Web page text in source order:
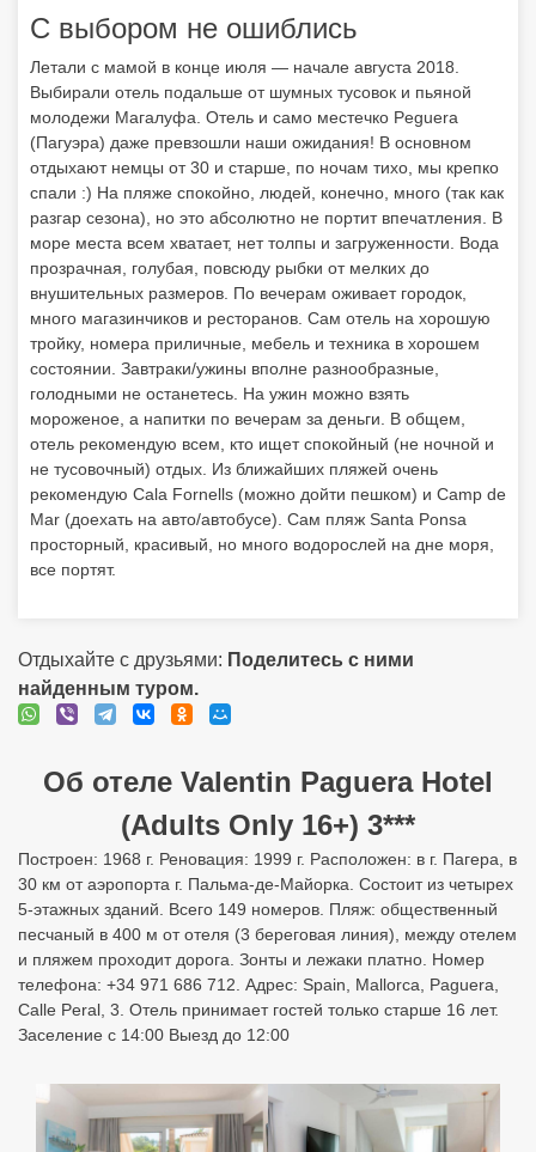
С выбором не ошиблись
Летали с мамой в конце июля — начале августа 2018.
Выбирали отель подальше от шумных тусовок и пьяной
молодежи Магалуфа. Отель и само местечко Peguera
(Пагуэра) даже превзошли наши ожидания! В основном
отдыхают немцы от 30 и старше, по ночам тихо, мы крепко
спали :) На пляже спокойно, людей, конечно, много (так как
разгар сезона), но это абсолютно не портит впечатления. В
море места всем хватает, нет толпы и загруженности. Вода
прозрачная, голубая, повсюду рыбки от мелких до
внушительных размеров. По вечерам оживает городок,
много магазинчиков и ресторанов. Сам отель на хорошую
тройку, номера приличные, мебель и техника в хорошем
состоянии. Завтраки/ужины вполне разнообразные,
голодными не останетесь. На ужин можно взять
мороженое, а напитки по вечерам за деньги. В общем,
отель рекомендую всем, кто ищет спокойный (не ночной и
не тусовочный) отдых. Из ближайших пляжей очень
рекомендую Cala Fornells (можно дойти пешком) и Camp de
Mar (доехать на авто/автобусе). Сам пляж Santa Ponsa
просторный, красивый, но много водорослей на дне моря,
все портят.
Отдыхайте с друзьями: Поделитесь с ними
найденным туром.
Об отеле Valentin Paguera Hotel
(Adults Only 16+) 3***
Построен: 1968 г. Реновация: 1999 г. Расположен: в г. Пагера, в
30 км от аэропорта г. Пальма-де-Майорка. Состоит из четырех
5-этажных зданий. Всего 149 номеров. Пляж: общественный
песчаный в 400 м от отеля (3 береговая линия), между отелем
и пляжем проходит дорога. Зонты и лежаки платно. Номер
телефона: +34 971 686 712. Адрес: Spain, Mallorca, Paguera,
Calle Peral, 3. Отель принимает гостей только старше 16 лет.
Заселение с 14:00 Выезд до 12:00